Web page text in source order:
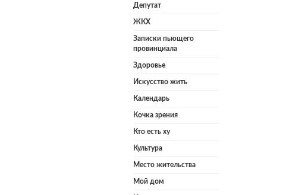
Депутат
ЖКХ
Записки пьющего
провинциала
Здоровье
Искусство жить
Календарь
Кочка зрения
Кто есть ху
Культура
Место жительства
Мой дом